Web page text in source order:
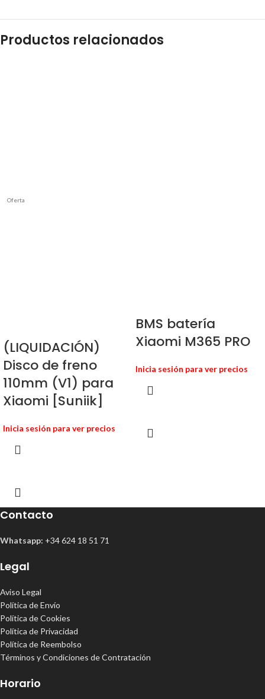
Productos relacionados
Oferta
(LIQUIDACIÓN)
Disco de freno
110mm (V1) para
Xiaomi [Suniik]
Inicia sesión para ver precios
BMS batería
Xiaomi M365 PRO
Inicia sesión para ver precios
Contacto
Whatsapp: +34 624 18 51 71
Legal
Aviso Legal
Política de Envío
Política de Cookies
Política de Privacidad
Política de Reembolso
Términos y Condiciones de Contratación
Horario